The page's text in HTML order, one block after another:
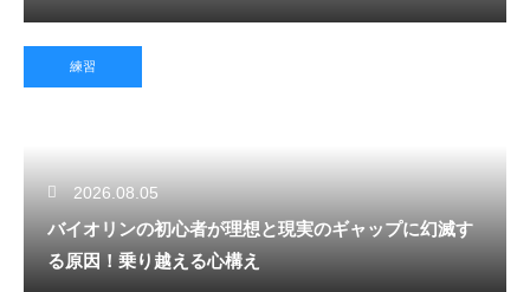
練習
2026.08.05
バイオリンの初心者が理想と現実のギャップに幻滅す
る原因！乗り越える心構え